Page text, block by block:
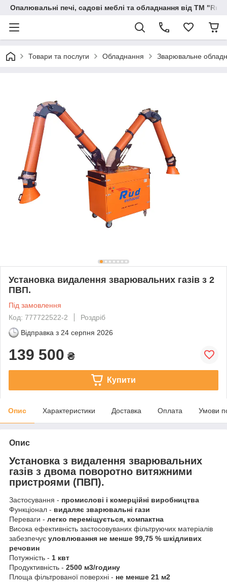
Опалювальні печі, садові меблі та обладнання від ТМ
Товари та послуги Обладнання Зварювальне
Установка видалення зварювальних газів з 2
ПВП.
Під замовлення
Код: 777722522-2
Роздріб
Відправка з 24 серпня 2026
139 500 ₴
Купити
Опис Характеристики Доставка Оплата Умови
Опис
Установка з видалення зварювальних
газів з двома поворотно витяжними
пристроями (ПВП).
Застосування - промислові і комерційні виробництва
Функціонал - видаляє зварювальні гази
Переваги - легко переміщується, компактна
Висока ефективність застосовуваних фільтруючих матеріалів
забезпечує уловлювання не менше 99,75 % шкідливих
речовин
Потужність - 1 квт
Продуктивність - 2500 м3/годину
Площа фільтрованої поверхні - не менше 21 м2